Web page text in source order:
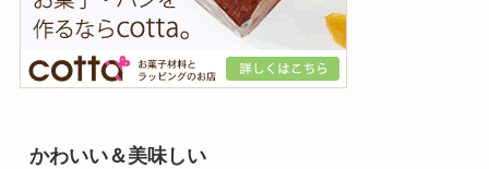
かわいい＆美味しい